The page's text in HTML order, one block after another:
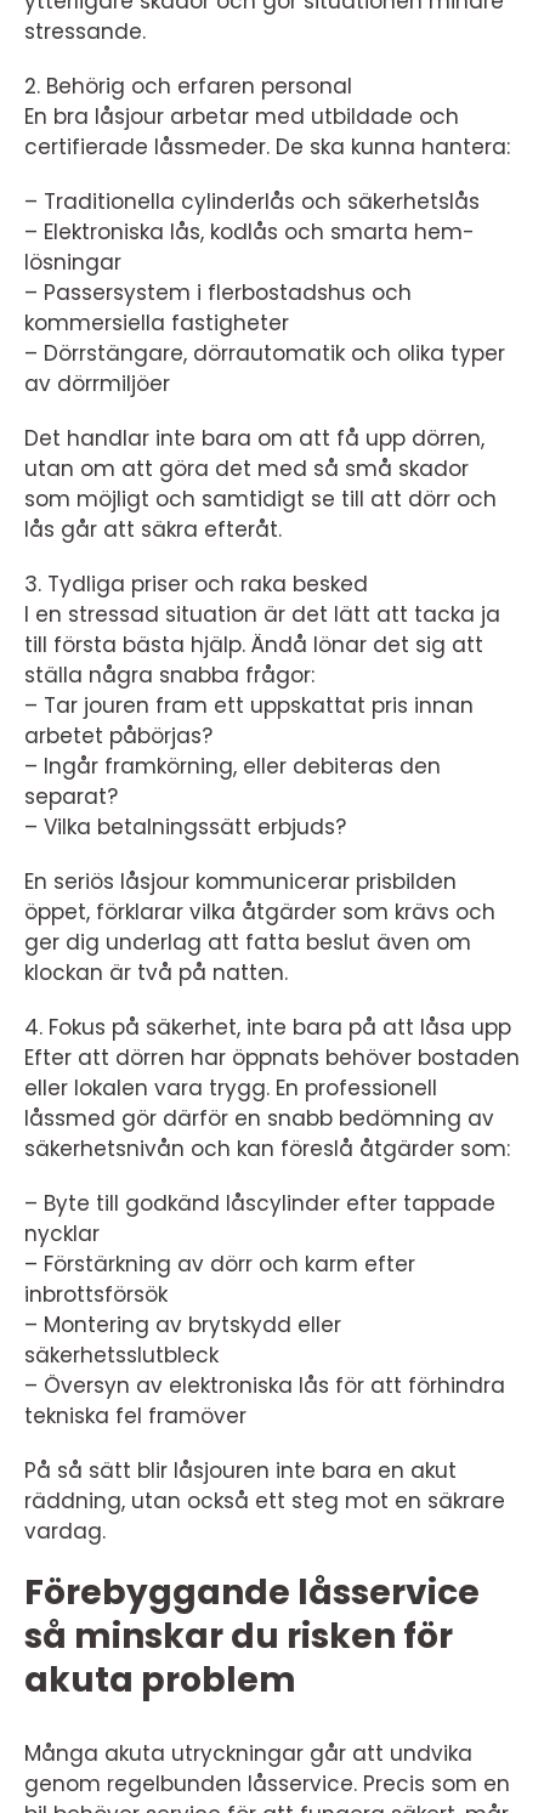
stressande.
2. Behörig och erfaren personal
En bra låsjour arbetar med utbildade och
certifierade låssmeder. De ska kunna hantera:
– Traditionella cylinderlås och säkerhetslås
– Elektroniska lås, kodlås och smarta hem-
lösningar
– Passersystem i flerbostadshus och
kommersiella fastigheter
– Dörrstängare, dörrautomatik och olika typer
av dörrmiljöer
Det handlar inte bara om att få upp dörren,
utan om att göra det med så små skador
som möjligt och samtidigt se till att dörr och
lås går att säkra efteråt.
3. Tydliga priser och raka besked
I en stressad situation är det lätt att tacka ja
till första bästa hjälp. Ändå lönar det sig att
ställa några snabba frågor:
– Tar jouren fram ett uppskattat pris innan
arbetet påbörjas?
– Ingår framkörning, eller debiteras den
separat?
– Vilka betalningssätt erbjuds?
En seriös låsjour kommunicerar prisbilden
öppet, förklarar vilka åtgärder som krävs och
ger dig underlag att fatta beslut även om
klockan är två på natten.
4. Fokus på säkerhet, inte bara på att låsa upp
Efter att dörren har öppnats behöver bostaden
eller lokalen vara trygg. En professionell
låssmed gör därför en snabb bedömning av
säkerhetsnivån och kan föreslå åtgärder som:
– Byte till godkänd låscylinder efter tappade
nycklar
– Förstärkning av dörr och karm efter
inbrottsförsök
– Montering av brytskydd eller
säkerhetsslutbleck
– Översyn av elektroniska lås för att förhindra
tekniska fel framöver
På så sätt blir låsjouren inte bara en akut
räddning, utan också ett steg mot en säkrare
vardag.
Förebyggande låsservice
så minskar du risken för
akuta problem
Många akuta utryckningar går att undvika
genom regelbunden låsservice. Precis som en